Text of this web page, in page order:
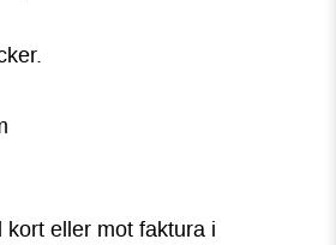
eller mot faktura i